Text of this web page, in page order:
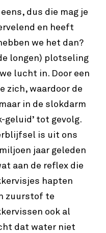
dus die mag je
en heeft
we het dan?
longen) plotseling
lucht in. Door een
waardoor de
in de slokdarm
geluid’ tot gevolg.
is uit ons
jaar geleden
aan de reflex die
hapten
zuurstof te
ook al
dat water niet